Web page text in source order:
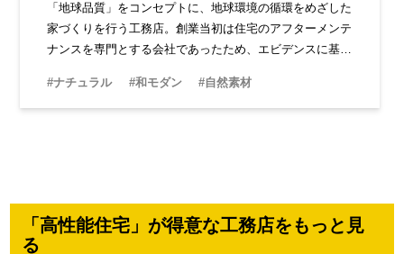
「地球品質」をコンセプトに、地球環境の循環をめざした
家づくりを行う工務店。創業当初は住宅のアフターメンテ
ナンスを専門とする会社であったため、エビデンスに基づ
く、安心して相談ができます。
#ナチュラル #和モダン #自然素材
「高性能住宅」が得意な工務店をもっと見
る